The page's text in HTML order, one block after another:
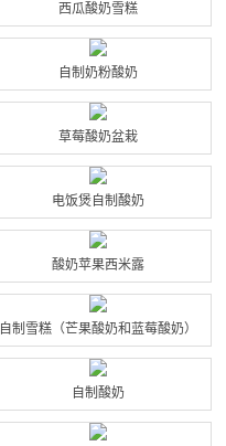
西瓜酸奶雪糕
自制奶粉酸奶
草莓酸奶盆栽
电饭煲自制酸奶
酸奶苹果西米露
自制雪糕（芒果酸奶和蓝莓酸奶）
自制酸奶